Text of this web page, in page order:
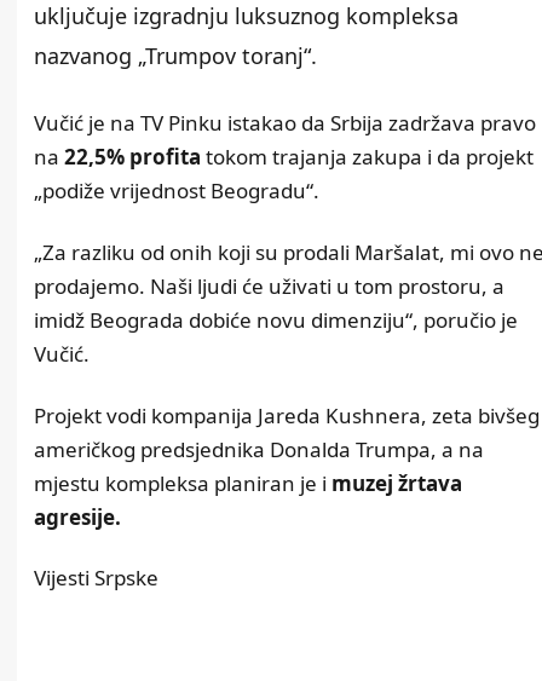
uključuje izgradnju luksuznog kompleksa
nazvanog „Trumpov toranj“.
Vučić je na TV Pinku istakao da Srbija zadržava pravo
na 22,5% profita tokom trajanja zakupa i da projekt
„podiže vrijednost Beogradu“.
„Za razliku od onih koji su prodali Maršalat, mi ovo
prodajemo. Naši ljudi će uživati u tom prostoru, a
imidž Beograda dobiće novu dimenziju“, poručio je
Vučić.
Projekt vodi kompanija Jareda Kushnera, zeta bivšeg
američkog predsjednika Donalda Trumpa, a na
mjestu kompleksa planiran je i muzej žrtava
agresije.
Vijesti Srpske